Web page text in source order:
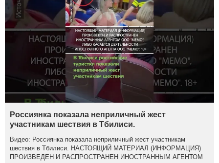
Россиянка показала неприличный жест
участникам шествия в Тбилиси.
Видео: Россиянка показала неприличный жест участникам
шествия в Тбилиси. НАСТОЯЩИЙ МАТЕРИАЛ (ИНФОРМАЦИЯ)
ПРОИЗВЕДЕН И РАСПРОСТРАНЕН ИНОСТРАННЫМ АГЕНТОМ